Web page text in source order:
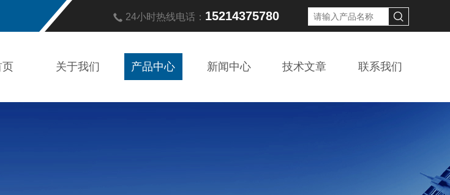
24小时热线电话： 15214375780
页 关于我们 产品中心 新闻中心 技术文章 联系我们